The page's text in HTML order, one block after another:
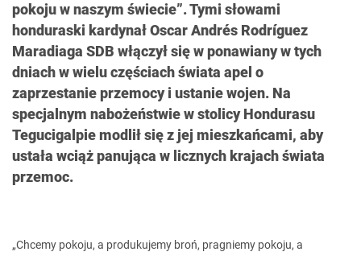
pokoju w naszym świecie”. Tymi słowami
honduraski kardynał Oscar Andrés Rodríguez
Maradiaga SDB włączył się w ponawiany w tych
dniach w wielu częściach świata apel o
zaprzestanie przemocy i ustanie wojen. Na
specjalnym nabożeństwie w stolicy Hondurasu
Tegucigalpie modlił się z jej mieszkańcami, aby
ustała wciąż panująca w licznych krajach świata
przemoc.
„Chcemy pokoju, a produkujemy broń, pragniemy pokoju, a